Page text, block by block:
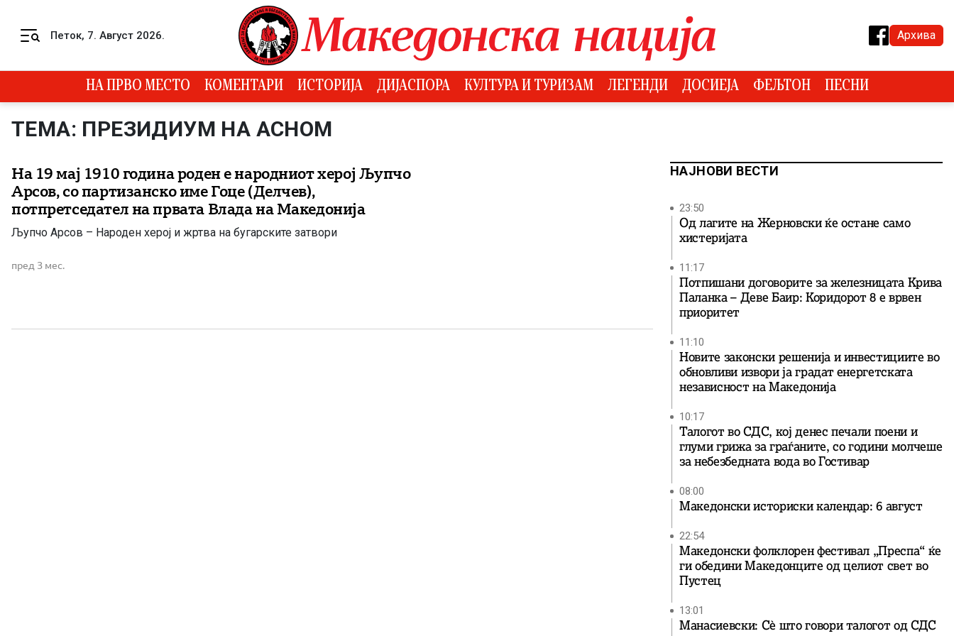
Петок, 7. Август 2026. Архива
НА ПРВО МЕСТО КОМЕНТАРИ ИСТОРИЈА ДИЈАСПОРА КУЛТУРА И ТУРИЗАМ ЛЕГЕНДИ ДОСИЕЈА ФЕЉТОН ПЕСНИ
ТЕМА: ПРЕЗИДИУМ НА АСНОМ
На 19 мај 1910 година роден е народниот херој Љупчо
Арсов, со партизанско име Гоце (Делчев),
потпретседател на првата Влада на Македонија
Љупчо Арсов – Народен херој и жртва на бугарските затвори
пред 3 мес.
НАЈНОВИ ВЕСТИ
23:50
Од лагите на Жерновски ќе остане само
хистеријата
11:17
Потпишани договорите за железницата Крива
Паланка – Деве Баир: Коридорот 8 е врвен
приоритет
11:10
Новите законски решенија и инвестициите во
обновливи извори ја градат енергетската
независност на Македонија
10:17
Талогот во СДС, кој денес печали поени и
глуми грижа за граѓаните, со години молчеше
за небезбедната вода во Гостивар
08:00
Македонски историски календар: 6 август
22:54
Македонски фолклорен фестивал „Преспа“ ќе
ги обедини Македонците од целиот свет во
Пустец
13:01
Манасиевски: Сè што говори талогот од СДС